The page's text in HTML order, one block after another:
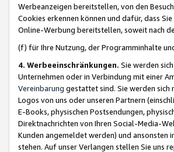
Werbeanzeigen bereitstellen, von den
Cookies erkennen können und dafür, dass
Online-Werbung bereitstellen, soweit nach
(f) für Ihre Nutzung, der Programminhalte
4. Werbeeinschränkungen. Sie werden
Unternehmen oder in Verbindung mit einer
Vereinbarung gestattet sind. Sie werden
Logos von uns oder unseren Partnern
E-Books, physischen Postsendungen,
Direktnachrichten von Ihren Social-Media-
Kunden angemeldet werden) und ansonsten
stehen. Auf unser Verlangen stellen Sie uns